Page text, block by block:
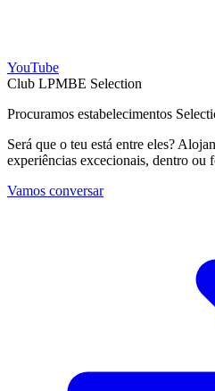
YouTube
Club LPMBE Selection
Procuramos estabelecimentos
Será que o teu está entre eles?
experiências excecionais, dentro ou
Vamos conversar